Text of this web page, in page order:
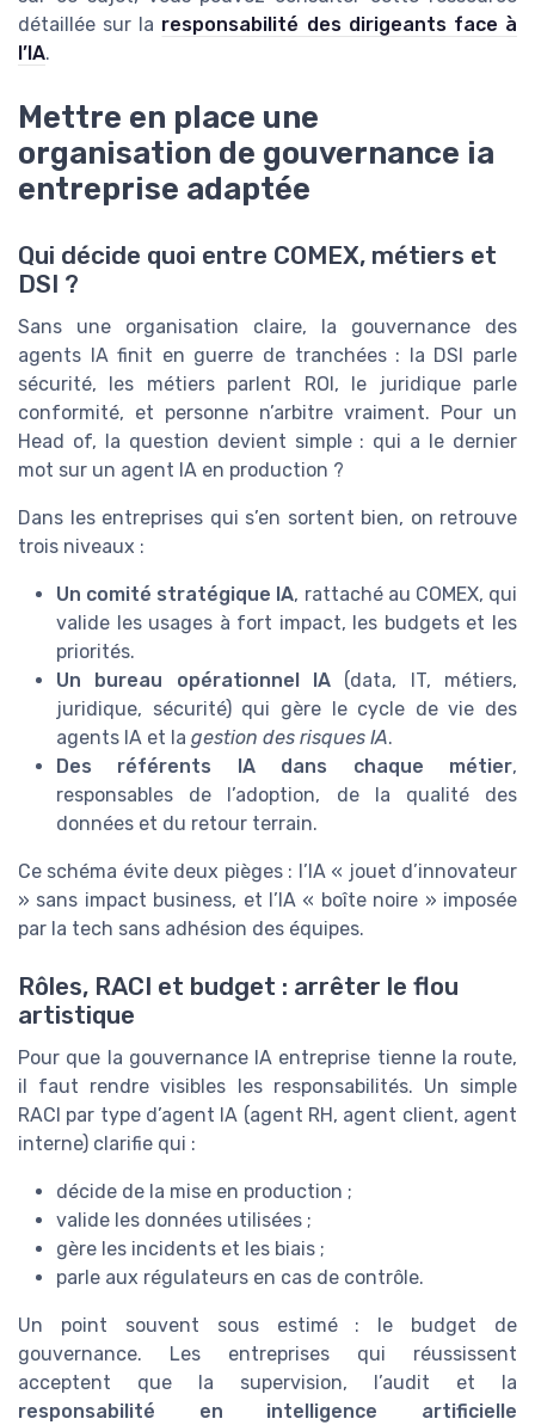
détaillée sur la responsabilité des dirigeants face à
l’IA.
Mettre en place une
organisation de gouvernance ia
entreprise adaptée
Qui décide quoi entre COMEX, métiers et
DSI ?
Sans une organisation claire, la gouvernance des
agents IA finit en guerre de tranchées : la DSI parle
sécurité, les métiers parlent ROI, le juridique parle
conformité, et personne n’arbitre vraiment. Pour un
Head of, la question devient simple : qui a le dernier
mot sur un agent IA en production ?
Dans les entreprises qui s’en sortent bien, on retrouve
trois niveaux :
Un comité stratégique IA, rattaché au COMEX, qui
valide les usages à fort impact, les budgets et les
priorités.
Un bureau opérationnel IA (data, IT, métiers,
juridique, sécurité) qui gère le cycle de vie des
agents IA et la gestion des risques IA.
Des référents IA dans chaque métier,
responsables de l’adoption, de la qualité des
données et du retour terrain.
Ce schéma évite deux pièges : l’IA « jouet d’innovateur
» sans impact business, et l’IA « boîte noire » imposée
par la tech sans adhésion des équipes.
Rôles, RACI et budget : arrêter le flou
artistique
Pour que la gouvernance IA entreprise tienne la route,
il faut rendre visibles les responsabilités. Un simple
RACI par type d’agent IA (agent RH, agent client, agent
interne) clarifie qui :
décide de la mise en production ;
valide les données utilisées ;
gère les incidents et les biais ;
parle aux régulateurs en cas de contrôle.
Un point souvent sous estimé : le budget de
gouvernance. Les entreprises qui réussissent
acceptent que la supervision, l’audit et la
responsabilité en intelligence artificielle